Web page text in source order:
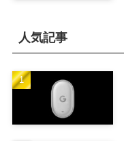
人気記事